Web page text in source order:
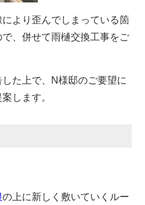
より歪んでしまっている箇
、併せて雨樋交換工事をご
た上で、N様邸のご要望に
します。
の上に新しく敷いていくルー